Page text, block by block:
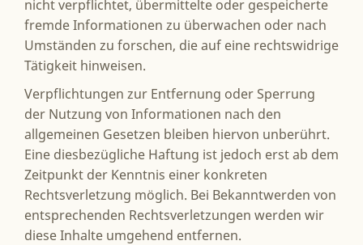
nicht verpflichtet, übermittelte oder gespeicherte
fremde Informationen zu überwachen oder nach
Umständen zu forschen, die auf eine rechtswidrige
Tätigkeit hinweisen.
Verpflichtungen zur Entfernung oder Sperrung
der Nutzung von Informationen nach den
allgemeinen Gesetzen bleiben hiervon unberührt.
Eine diesbezügliche Haftung ist jedoch erst ab dem
Zeitpunkt der Kenntnis einer konkreten
Rechtsverletzung möglich. Bei Bekanntwerden von
entsprechenden Rechtsverletzungen werden wir
diese Inhalte umgehend entfernen.